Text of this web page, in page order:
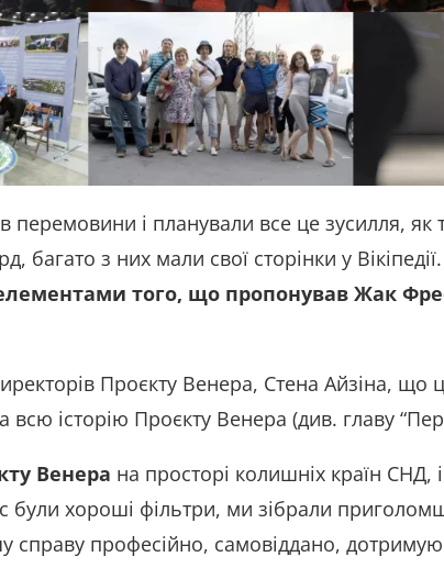
перемовини і планували все це зусилля,
багато з них мали свої сторінки у Вікіпедії.
того, що пропонував Жак
Проєкту Венера, Стена Айзіна, що
всю історію Проєкту Венера (див. главу
Венера на просторі колишніх країн СНД,
хороші фільтри, ми зібрали
справу професійно, самовіддано,